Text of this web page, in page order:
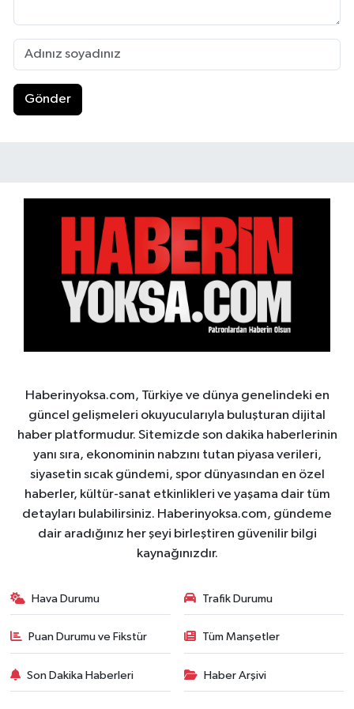
Gönder
Haberinyoksa.com, Türkiye ve dünya genelindeki en
güncel gelişmeleri okuyucularıyla buluşturan dijital
haber platformudur. Sitemizde son dakika haberlerinin
yanı sıra, ekonominin nabzını tutan piyasa verileri,
siyasetin sıcak gündemi, spor dünyasından en özel
haberler, kültür-sanat etkinlikleri ve yaşama dair tüm
detayları bulabilirsiniz. Haberinyoksa.com, gündeme
dair aradığınız her şeyi birleştiren güvenilir bilgi
kaynağınızdır.
Hava Durumu Trafik Durumu
Puan Durumu ve Fikstür Tüm Manşetler
Son Dakika Haberleri Haber Arşivi